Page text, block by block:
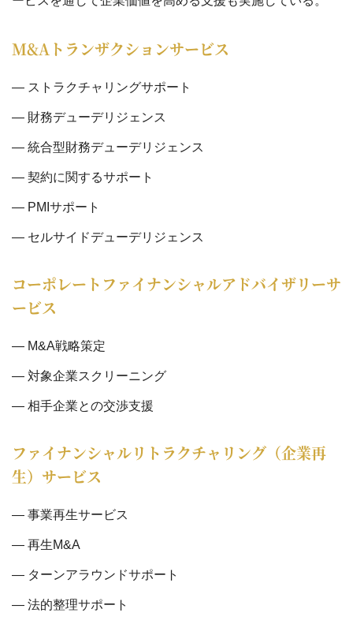
M&Aトランザクションサービス
ストラクチャリングサポート
財務デューデリジェンス
統合型財務デューデリジェンス
契約に関するサポート
PMIサポート
セルサイドデューデリジェンス
コーポレートファイナンシャルアドバイザリーサ
ービス
M&A戦略策定
対象企業スクリーニング
相手企業との交渉支援
ファイナンシャルリトラクチャリング（企業再
生）サービス
事業再生サービス
再生M&A
ターンアラウンドサポート
法的整理サポート